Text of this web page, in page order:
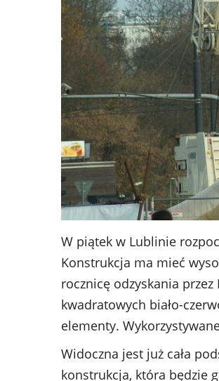
W piątek w Lublinie
Konstrukcja ma mieć
rocznicę odzyskania
kwadratowych biało-
elementy.
Widoczna jest już cała
konstrukcja, która będzie